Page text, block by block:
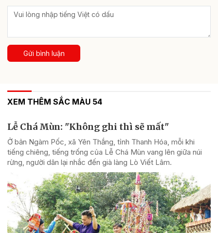
Gửi bình luận
XEM THÊM SẮC MÀU 54
Lễ Chá Mùn: "Không ghi thì sẽ mất"
Ở bản Ngàm Pốc, xã Yên Thắng, tỉnh Thanh Hóa, mỗi khi
tiếng chiêng, tiếng trống của Lễ Chá Mùn vang lên giữa núi
rừng, người dân lại nhắc đến già làng Lò Viết Lâm.